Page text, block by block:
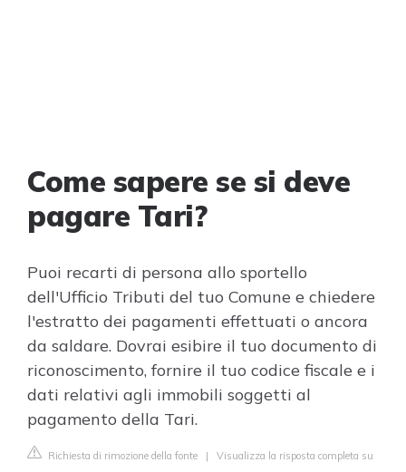
Come sapere se si deve
pagare Tari?
Puoi recarti di persona allo sportello
dell'Ufficio Tributi del tuo Comune e chiedere
l'estratto dei pagamenti effettuati o ancora
da saldare. Dovrai esibire il tuo documento di
riconoscimento, fornire il tuo codice fiscale e i
dati relativi agli immobili soggetti al
pagamento della Tari.
Richiesta di rimozione della fonte | Visualizza la risposta completa su